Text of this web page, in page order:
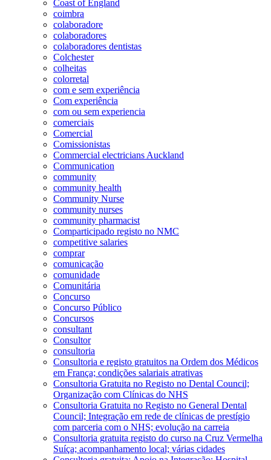
Coast of England
coimbra
colaboradore
colaboradores
colaboradores dentistas
Colchester
colheitas
colorretal
com e sem experiência
Com experiência
com ou sem experiencia
comerciais
Comercial
Comissionistas
Commercial electricians Auckland
Communication
community
community health
Community Nurse
community nurses
community pharmacist
Comparticipado registo no NMC
competitive salaries
comprar
comunicação
comunidade
Comunitária
Concurso
Concurso Público
Concursos
consultant
Consultor
consultoria
Consultoria e registo gratuitos na Ordem dos Médicos
em França; condições salariais atrativas
Consultoria Gratuita no Registo no Dental Council;
Organização com Clínicas do NHS
Consultoria Gratuita no Registo no General Dental
Council; Integração em rede de clínicas de prestígio
com parceria com o NHS; evolução na carreia
Consultoria gratuita registo do curso na Cruz Vermelha
Suíça; acompanhamento local; várias cidades